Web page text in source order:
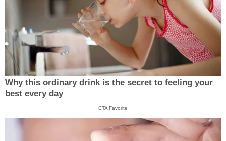
Why this ordinary drink is the secret to feeling your
best every day
CTA Favorite